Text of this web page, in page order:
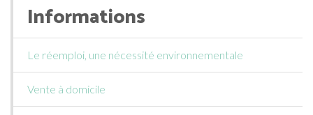
Informations
Le réemploi, une nécessité environnementale
Vente à domicile